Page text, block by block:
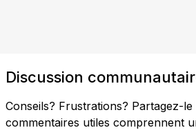
Discussion
Conseils? Frustrations? Partagez-le
commentaires utiles comprennent